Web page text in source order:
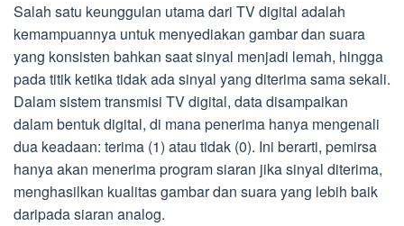
Salah satu keunggulan utama dari TV digital adalah
kemampuannya untuk menyediakan gambar dan suara
yang konsisten bahkan saat sinyal menjadi lemah, hingga
pada titik ketika tidak ada sinyal yang diterima sama sekali.
Dalam sistem transmisi TV digital, data disampaikan
dalam bentuk digital, di mana penerima hanya mengenali
dua keadaan: terima (1) atau tidak (0). Ini berarti, pemirsa
hanya akan menerima program siaran jika sinyal diterima,
menghasilkan kualitas gambar dan suara yang lebih baik
daripada siaran analog.